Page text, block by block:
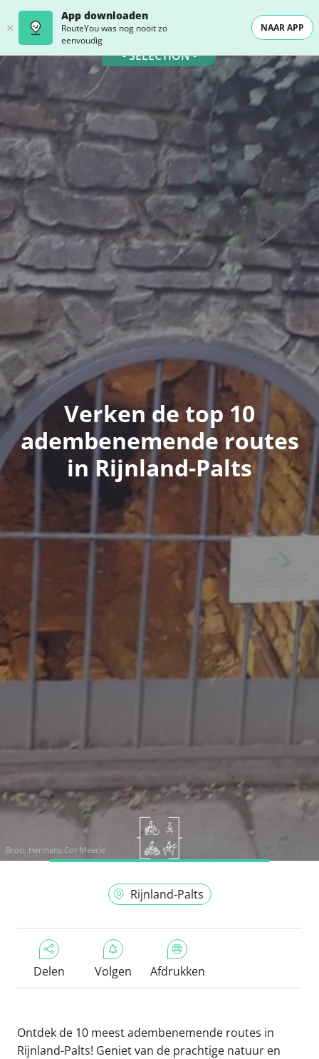
App downloaden
RouteYou was nog nooit zo
eenvoudig
NAAR APP
- SELECTION -
Verken de top 10
adembenemende routes
in Rijnland-Palts
Bron: Hermans Cor Meerle
Rijnland-Palts
Delen Volgen Afdrukken
Ontdek de 10 meest adembenemende routes in
Rijnland-Palts! Geniet van de prachtige natuur en